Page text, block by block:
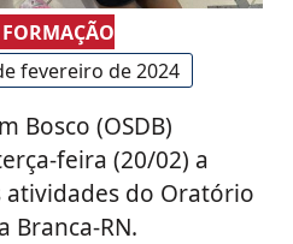
FORMAÇÃO
fevereiro de 2024
Bosco (OSDB)
feira (20/02) a
do Oratório
Branca-RN.